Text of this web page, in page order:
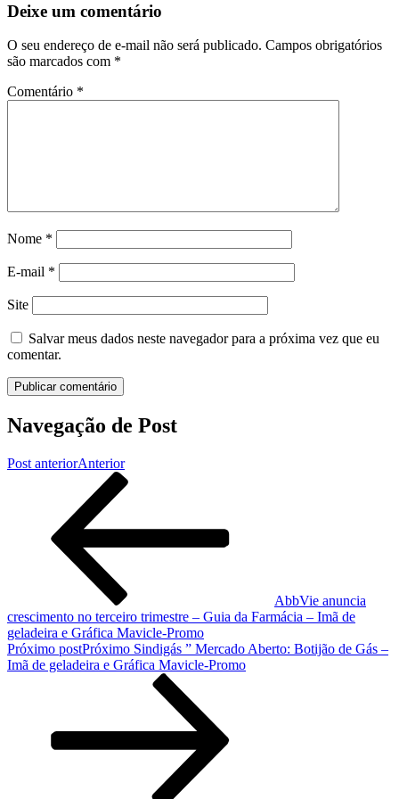
Deixe um comentário
O seu endereço de e-mail não será publicado. Campos obrigatórios
são marcados com *
Comentário *
Nome *
E-mail *
Site
Salvar meus dados neste navegador para a próxima vez que eu
comentar.
Navegação de Post
Post anteriorAnterior
AbbVie anuncia
crescimento no terceiro trimestre – Guia da Farmácia – Imã de
geladeira e Gráfica Mavicle-Promo
Próximo postPróximo Sindigás ” Mercado Aberto: Botijão de Gás –
Imã de geladeira e Gráfica Mavicle-Promo